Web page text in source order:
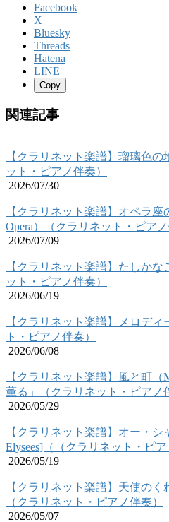
Facebook
X
Bluesky
Threads
Hatena
LINE
Copy
関連記事
【クラリネット楽譜】瑠璃色
ット・ピアノ伴奏）
2026/07/30
【クラリネット楽譜】オペラ座
Opera）（クラリネット・ピアノ
2026/07/09
【クラリネット楽譜】たしか
ット・ピアノ伴奏）
2026/06/19
【クラリネット楽譜】メロデ
ト・ピアノ伴奏）
2026/06/08
【クラリネット楽譜】風と町（
薫る」（クラリネット・ピアノ
2026/05/29
【クラリネット楽譜】オー・シ
Elysees]（（クラリネット・ピア
2026/05/19
【クラリネット楽譜】天使の
（クラリネット・ピアノ伴奏）
2026/05/07